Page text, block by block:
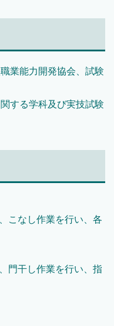
業能力開発協会、試験
する学科及び実技試験
こなし作業を行い、各
門干し作業を行い、指